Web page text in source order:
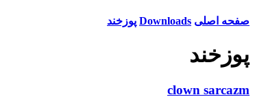
صفحه اصلی Downloads پوزخند
پوزخند
clown sarcazm